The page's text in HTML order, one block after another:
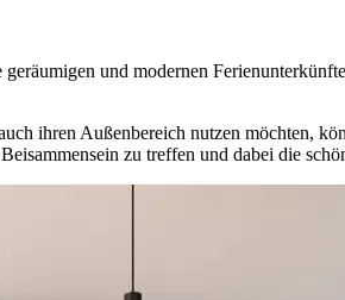
und modernen
ihren Außenbereich nutzen möchten,
zu treffen und dabei die